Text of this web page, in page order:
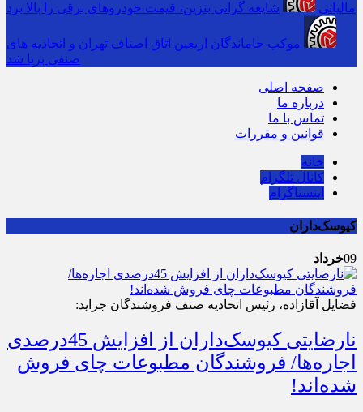
مالیاتی شایعه گرانی بنزین، قیمت خودروهای برقی را بالا برد
موکب جاماندگان اربعین اتاق اصناف تهران و اتحادیه های
صنفی برپا شد
صفحه اصلی
درباره ما
تماس با ما
قوانین و مقررات
خانه
کانال تلگرام
اینستاگرام
کیوسک‌داران
09خرداد
فضایل آقازاده، رئیس اتحادیه صنف فروشندگان جراید:
نارضایتی کیوسک‌داران از افزایش 45درصدی
اجاره‌ها/ فروشندگان مطبوعات چای فروش
شده‌اند!